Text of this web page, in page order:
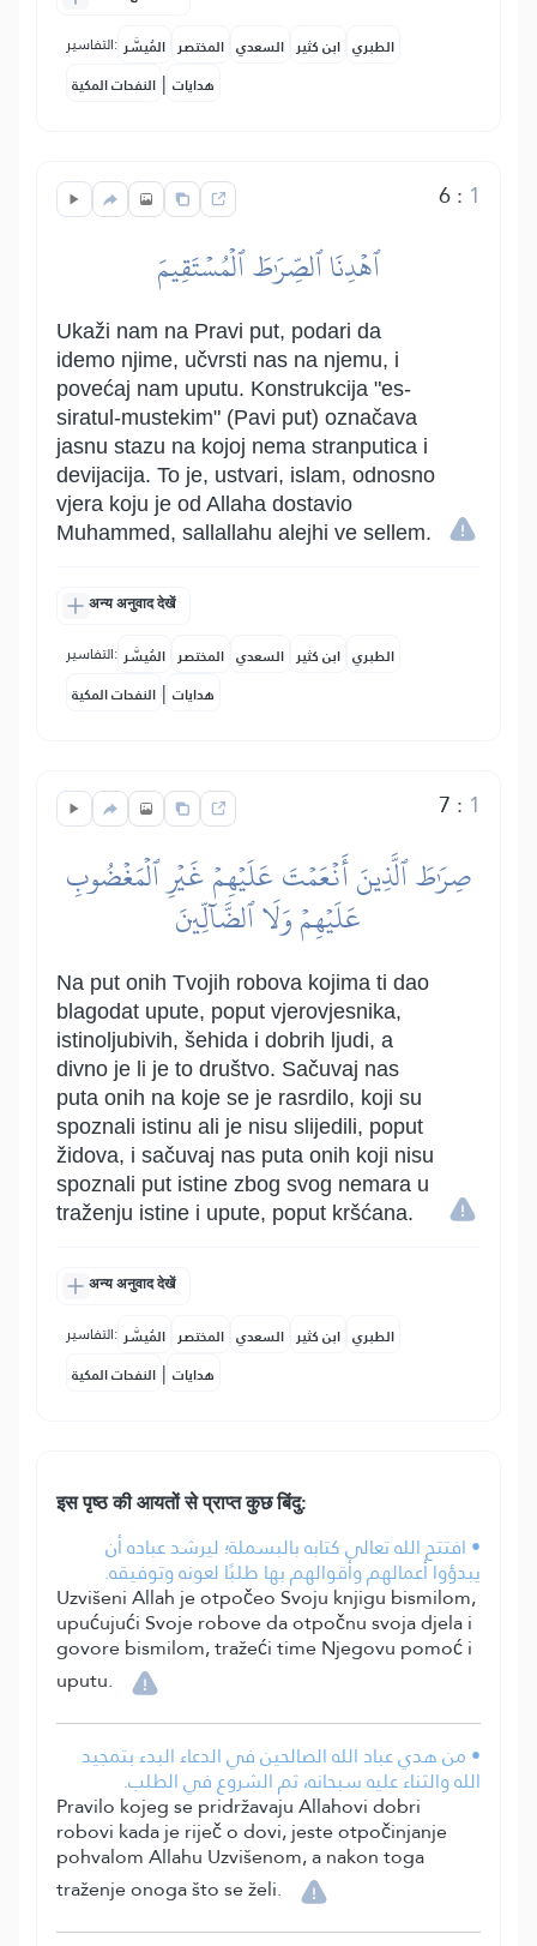
التفاسير: المُيسَّر المختصر السعدي ابن كثير الطبري
النفحات المكية | هدايات
6: 1
ٱهۡدِنَا ٱلصِّرَٰطَ ٱلۡمُسۡتَقِيمَ
Ukaži nam na Pravi put, podari da
idemo njime, učvrsti nas na njemu, i
povećaj nam uputu. Konstrukcija "es-
siratul-mustekim" (Pavi put) označava
jasnu stazu na kojoj nema stranputica i
devijacija. To je, ustvari, islam, odnosno
vjera koju je od Allaha dostavio
Muhammed, sallallahu alejhi ve sellem.
अन्य अनुवाद देखें
التفاسير: المُيسَّر المختصر السعدي ابن كثير الطبري
النفحات المكية | هدايات
7 : 1
صِرَٰطَ ٱلَّذِينَ أَنۡعَمۡتَ عَلَيۡهِمۡ غَيۡرِ ٱلۡمَغۡضُوبِ
عَلَيۡهِمۡ وَلَا ٱلضَّآلِّينَ
Na put onih Tvojih robova kojima ti dao
blagodat upute, poput vjerovjesnika,
istinoljubivih, šehida i dobrih ljudi, a
divno je li je to društvo. Sačuvaj nas
puta onih na koje se je rasrdilo, koji su
spoznali istinu ali je nisu slijedili, poput
židova, i sačuvaj nas puta onih koji nisu
spoznali put istine zbog svog nemara u
traženju istine i upute, poput kršćana.
अन्य अनुवाद देखें
التفاسير: المُيسَّر المختصر السعدي ابن كثير الطبري
النفحات المكية | هدايات
इस पृष्ठ की आयतों से प्राप्त कुछ बिंदु:
• افتتح الله تعالى كتابه بالبسملة؛ ليرشد عباده أن
يبدؤوا أعمالهم وأقوالهم بها طلبًا لعونه وتوفيقه.
Uzvišeni Allah je otpočeo Svoju knjigu bismilom,
upućujući Svoje robove da otpočnu svoja djela i
govore bismilom, tražeći time Njegovu pomoć i
uputu.
• من هدي عباد الله الصالحين في الدعاء البدء بتمجيد
الله والثناء عليه سبحانه، ثم الشروع في الطلب.
Pravilo kojeg se pridržavaju Allahovi dobri
robovi kada je riječ o dovi, jeste otpočinjanje
pohvalom Allahu Uzvišenom, a nakon toga
traženje onoga što se želi.